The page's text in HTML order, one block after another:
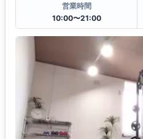
営業時間
10:00〜21:00